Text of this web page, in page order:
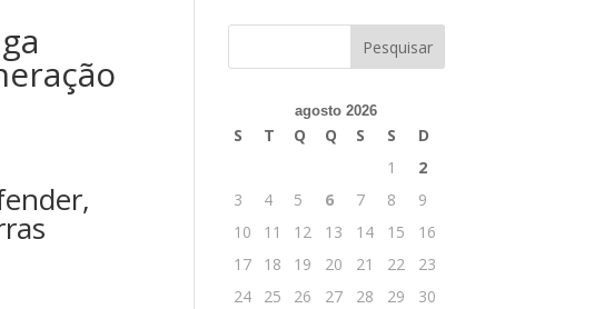
agosto 2026
S T Q Q S S
D
1
2
3
4 5 6 7 8
9
10
11 12 13 14 15
16
17
18 19 20 21 22
23
24
25 26 27 28 29
30